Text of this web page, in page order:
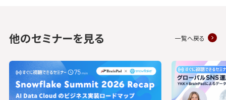
他のセミナーを見る 一覧へ戻る